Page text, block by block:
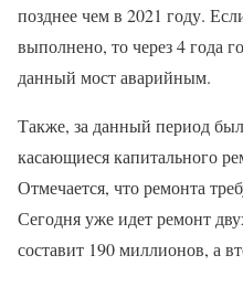
позднее чем в 2021 году.
выполнено, то через 4 года
данный мост аварийным.
Также, за данный период
касающиеся капитального
Отмечается, что ремонта
Сегодня уже идет ремонт
составит 190 миллионов, а